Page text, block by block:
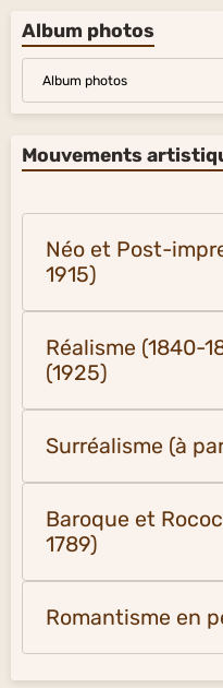
Album photos
Album photos
Mouvements
Néo et Post-
1915)
Réalisme (1840-
(1925)
Surréalisme (à
Baroque et
1789)
Romantisme en